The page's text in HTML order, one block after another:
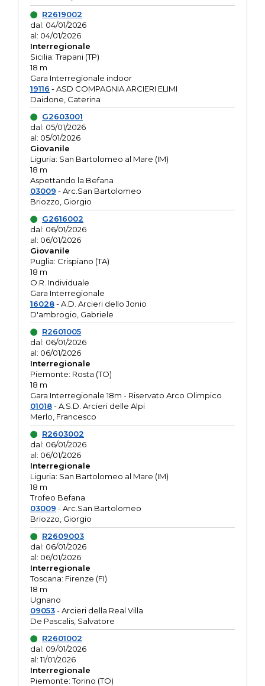
R2619002
dal: 04/01/2026
al: 04/01/2026
Interregionale
Sicilia: Trapani (TP)
18 m
Gara Interregionale indoor
19116 - ASD COMPAGNIA ARCIERI ELIMI
Daidone, Caterina
G2603001
dal: 05/01/2026
al: 05/01/2026
Giovanile
Liguria: San Bartolomeo al Mare (IM)
18 m
Aspettando la Befana
03009 - Arc.San Bartolomeo
Briozzo, Giorgio
G2616002
dal: 06/01/2026
al: 06/01/2026
Giovanile
Puglia: Crispiano (TA)
18 m
O.R. Individuale
Gara Interregionale
16028- A.D. Arcieri dello Jonio
D'ambrogio, Gabriele
R2601005
dal: 06/01/2026
al: 06/01/2026
Interregionale
Piemonte: Rosta (TO)
18 m
Gara Interregionale 18m - Riservato Arco Olimpico
01018- A.S.D. Arcieri delle Alpi
Merlo, Francesco
R2603002
dal: 06/01/2026
al: 06/01/2026
Interregionale
Liguria: San Bartolomeo al Mare (IM)
18 m
Trofeo Befana
03009 - Arc.San Bartolomeo
Briozzo, Giorgio
R2609003
dal: 06/01/2026
al: 06/01/2026
Interregionale
Toscana: Firenze (FI)
18 m
Ugnano
09053- Arcieri della Real Villa
De Pascalis, Salvatore
R2601002
dal: 09/01/2026
al: 11/01/2026
Interregionale
Piemonte: Torino (TO)